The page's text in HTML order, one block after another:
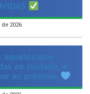
2026
aqueles que
ao cuidado, à
ao próximo.
2026